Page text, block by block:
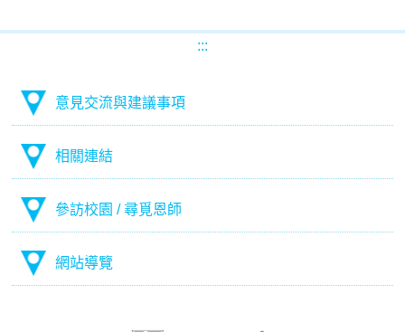
:::
意見交流與建議事項
相關連結
參訪校園 / 尋覓恩師
網站導覽